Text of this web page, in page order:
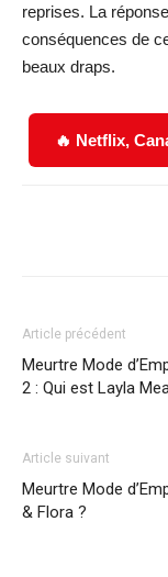
reprises. La
conséquences de
beaux draps.
🔥 Netflix,
Article précédent
Meurtre Mode
2 : Qui est Layla
Article suivant
Meurtre Mode
& Flora ?